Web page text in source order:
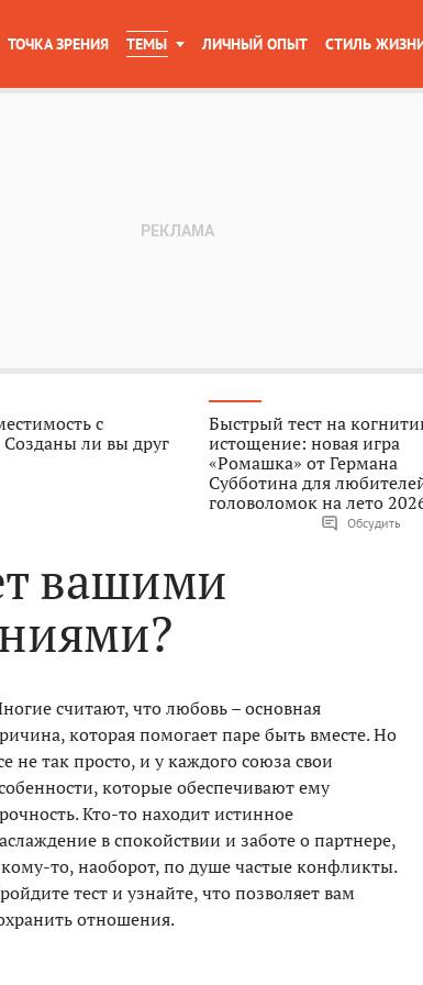
ТОЧКА ЗРЕНИЯ ТЕМЫ ЛИЧНЫЙ ОПЫТ СТИЛЬ
с
ли вы друг
Быстрый тест на
истощение: новая игра
«Ромашка» от Германа
Субботина для
головоломок на лето
Обсудить
вашими
считают, что любовь – основная
которая помогает паре быть вместе. Но
не так просто, и у каждого союза свои
которые обеспечивают ему
Кто-то находит истинное
в спокойствии и заботе о партнере,
то, наоборот, по душе частые конфликты.
тест и узнайте, что позволяет вам
отношения.